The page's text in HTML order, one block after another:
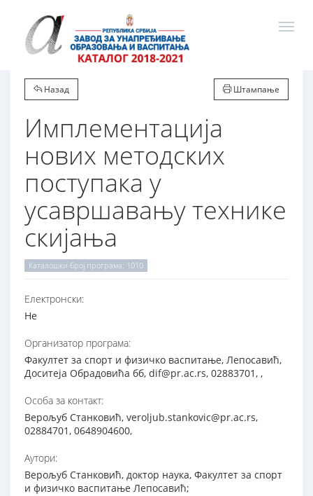
Назад Штампање
Имплементација
нових методских
поступака у
усавршавању технике
скијања
Каталошки број програма: 1010
Електронски:
Не
Организатор програма:
Факултет за спорт и физичко васпитање, Лепосавић,
Доситеја Обрадовића бб, dif@pr.ac.rs, 02883701, ,
Особа за контакт:
Верољуб Станковић, veroljub.stankovic@pr.ac.rs,
02884701, 0648904600,
Аутори:
Верољуб Станковић, доктор наука, Факултет за спорт
и физичко васпитање Лепосавић;